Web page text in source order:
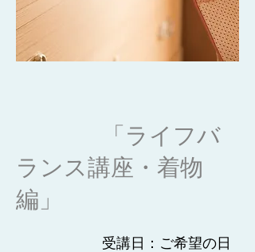
「ライフバ
ランス講座・着物
編」
受講日：ご希望の日